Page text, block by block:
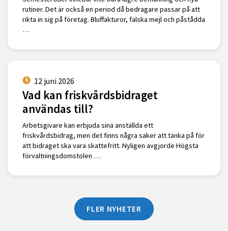
rutiner. Det är också en period då bedragare passar på att
rikta in sig på företag. Bluffakturor, falska mejl och påstådda
…
12 juni 2026
Vad kan friskvårdsbidraget
användas till?
Arbetsgivare kan erbjuda sina anställda ett
friskvårdsbidrag, men det finns några saker att tänka på för
att bidraget ska vara skattefritt. Nyligen avgjorde Högsta
förvaltningsdomstolen …
FLER NYHETER